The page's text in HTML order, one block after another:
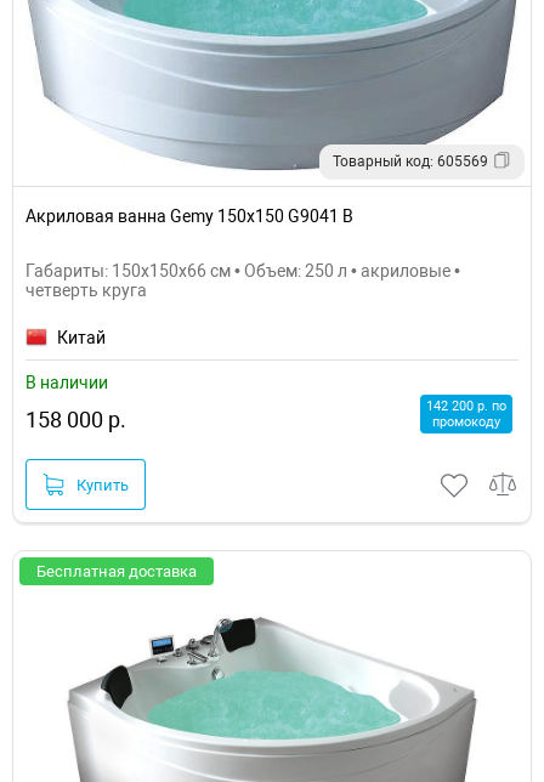
Товарный код: 605569
Акриловая ванна Gemy 150x150 G9041 B
Габариты: 150x150x66 см • Объем: 250 л • акриловые •
четверть круга
Китай
В наличии
158 000 р.
142 200 р. по
промокоду
Купить
Бесплатная доставка